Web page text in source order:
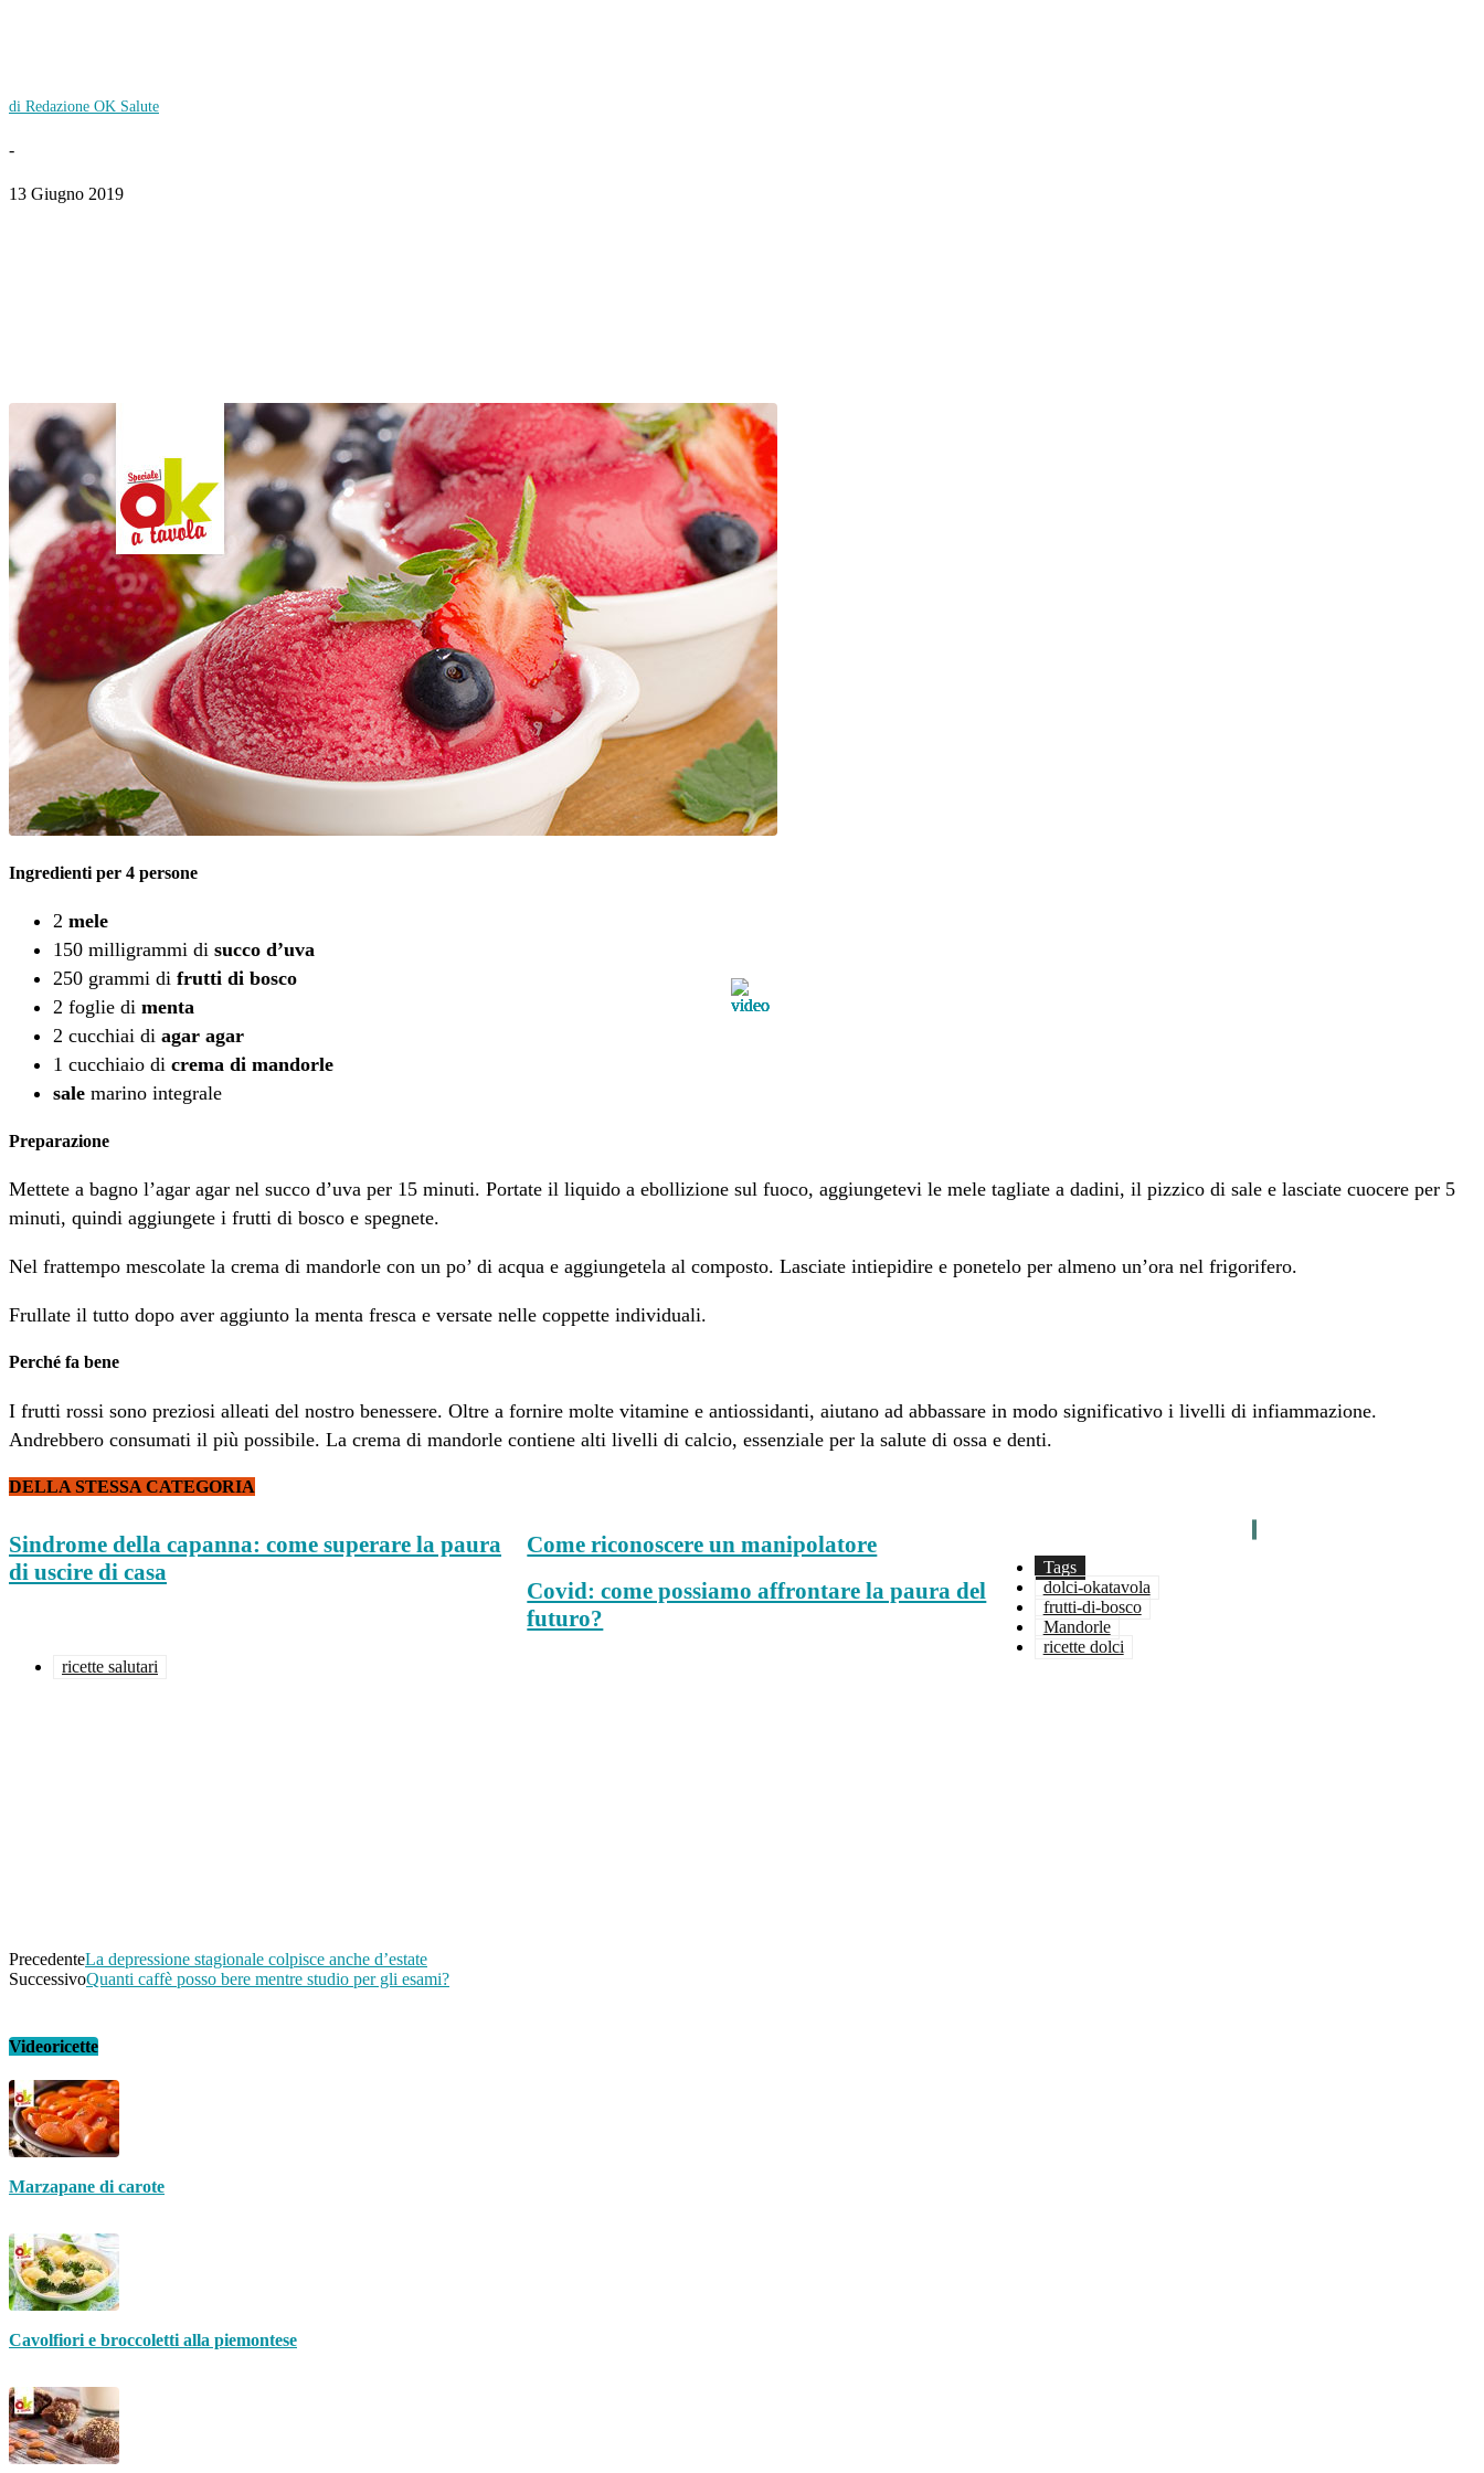
di Redazione OK Salute
-
13 Giugno 2019
Ingredienti per 4 persone
2 mele
150 milligrammi di succo d’uva
250 grammi di frutti di bosco
2 foglie di menta
2 cucchiai di agar agar
1 cucchiaio di crema di mandorle
sale marino integrale
Preparazione
Mettete a bagno l’agar agar nel succo d’uva per 15 minuti. Portate il liquido a ebollizione sul fuoco, aggiungetevi le mele tagliate a dadini, il pizzico di sale e lasciate cuocere per 5
minuti, quindi aggiungete i frutti di bosco e spegnete.
Nel frattempo mescolate la crema di mandorle con un po’ di acqua e aggiungetela al composto. Lasciate intiepidire e ponetelo per almeno un’ora nel frigorifero.
Frullate il tutto dopo aver aggiunto la menta fresca e versate nelle coppette individuali.
Perché fa bene
I frutti rossi sono preziosi alleati del nostro benessere. Oltre a fornire molte vitamine e antiossidanti, aiutano ad abbassare in modo significativo i livelli di infiammazione.
Andrebbero consumati il più possibile. La crema di mandorle contiene alti livelli di calcio, essenziale per la salute di ossa e denti.
DELLA STESSA CATEGORIA
Sindrome della capanna: come superare la paura
di uscire di casa
Come riconoscere un manipolatore
Covid: come possiamo affrontare la paura del
futuro?
Tags
dolci-okatavola
frutti-di-bosco
Mandorle
ricette dolci
ricette salutari
PrecedenteLa depressione stagionale colpisce anche d’estate
SuccessivoQuanti caffè posso bere mentre studio per gli esami?
Videoricette
Marzapane di carote
Cavolfiori e broccoletti alla piemontese